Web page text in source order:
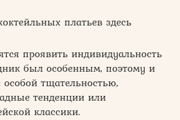
платьев здесь
проявить индивидуальность
был особенным, поэтому и
тщательностью,
тенденции или
классики.